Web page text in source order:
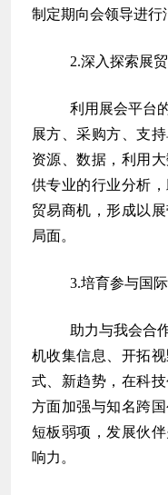
制定期向会领导进行
2.深入探索展
利用展会平台
展方、采购方、支
资源、数据，利用
供专业的行业分析
贸易商机，形成以
局面。
3.培育参与国
助力与我会合
机收集信息、开拓
式、新趋势，在科
方面加强与知名跨
短板弱项，发展伙
响力。